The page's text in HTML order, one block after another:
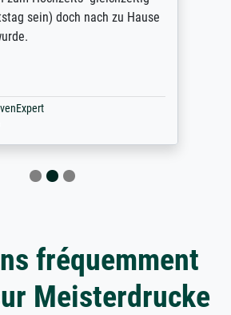
sein) doch nach zu Hause
fréquemment
Meisterdrucke